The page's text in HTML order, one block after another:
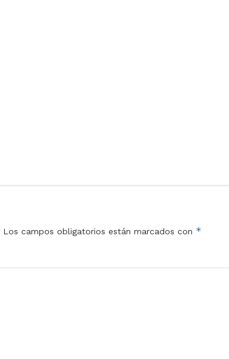
Los campos obligatorios están marcados con *